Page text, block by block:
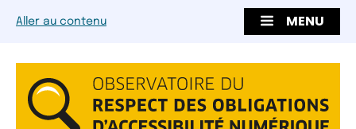
Aller au contenu MENU